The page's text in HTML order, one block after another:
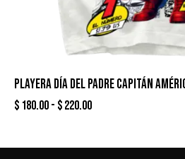
PLAYERA DÍA DEL PADRE CAPITÁN
$ 180.00- $220.00